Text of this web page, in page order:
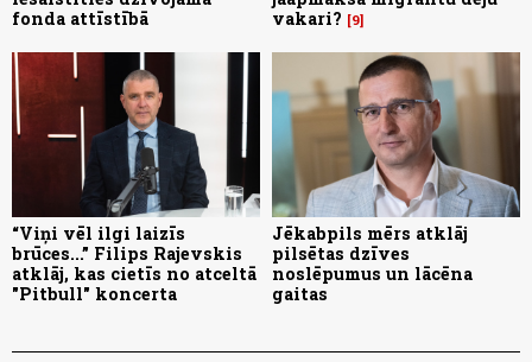
fonda attīstībā
vakari?
9
“Viņi vēl ilgi laizīs
brūces...” Filips Rajevskis
atklāj, kas cietīs no atceltā
"Pitbull" koncerta
Jēkabpils mērs atklāj
pilsētas dzīves
noslēpumus un lācēna
gaitas